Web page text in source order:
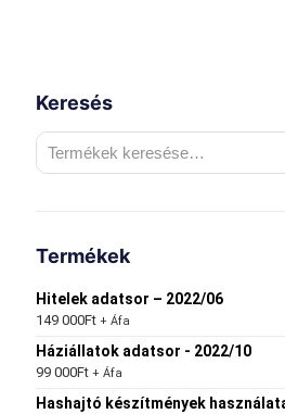
Keresés
Termékek
Hitelek adatsor – 2022/06
149 000Ft + Áfa
Háziállatok adatsor - 2022/10
99 000Ft + Áfa
Hashajtó készítmények